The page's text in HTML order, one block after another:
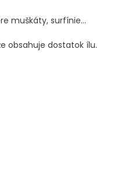
muškáty, surfínie...
obsahuje dostatok ílu.